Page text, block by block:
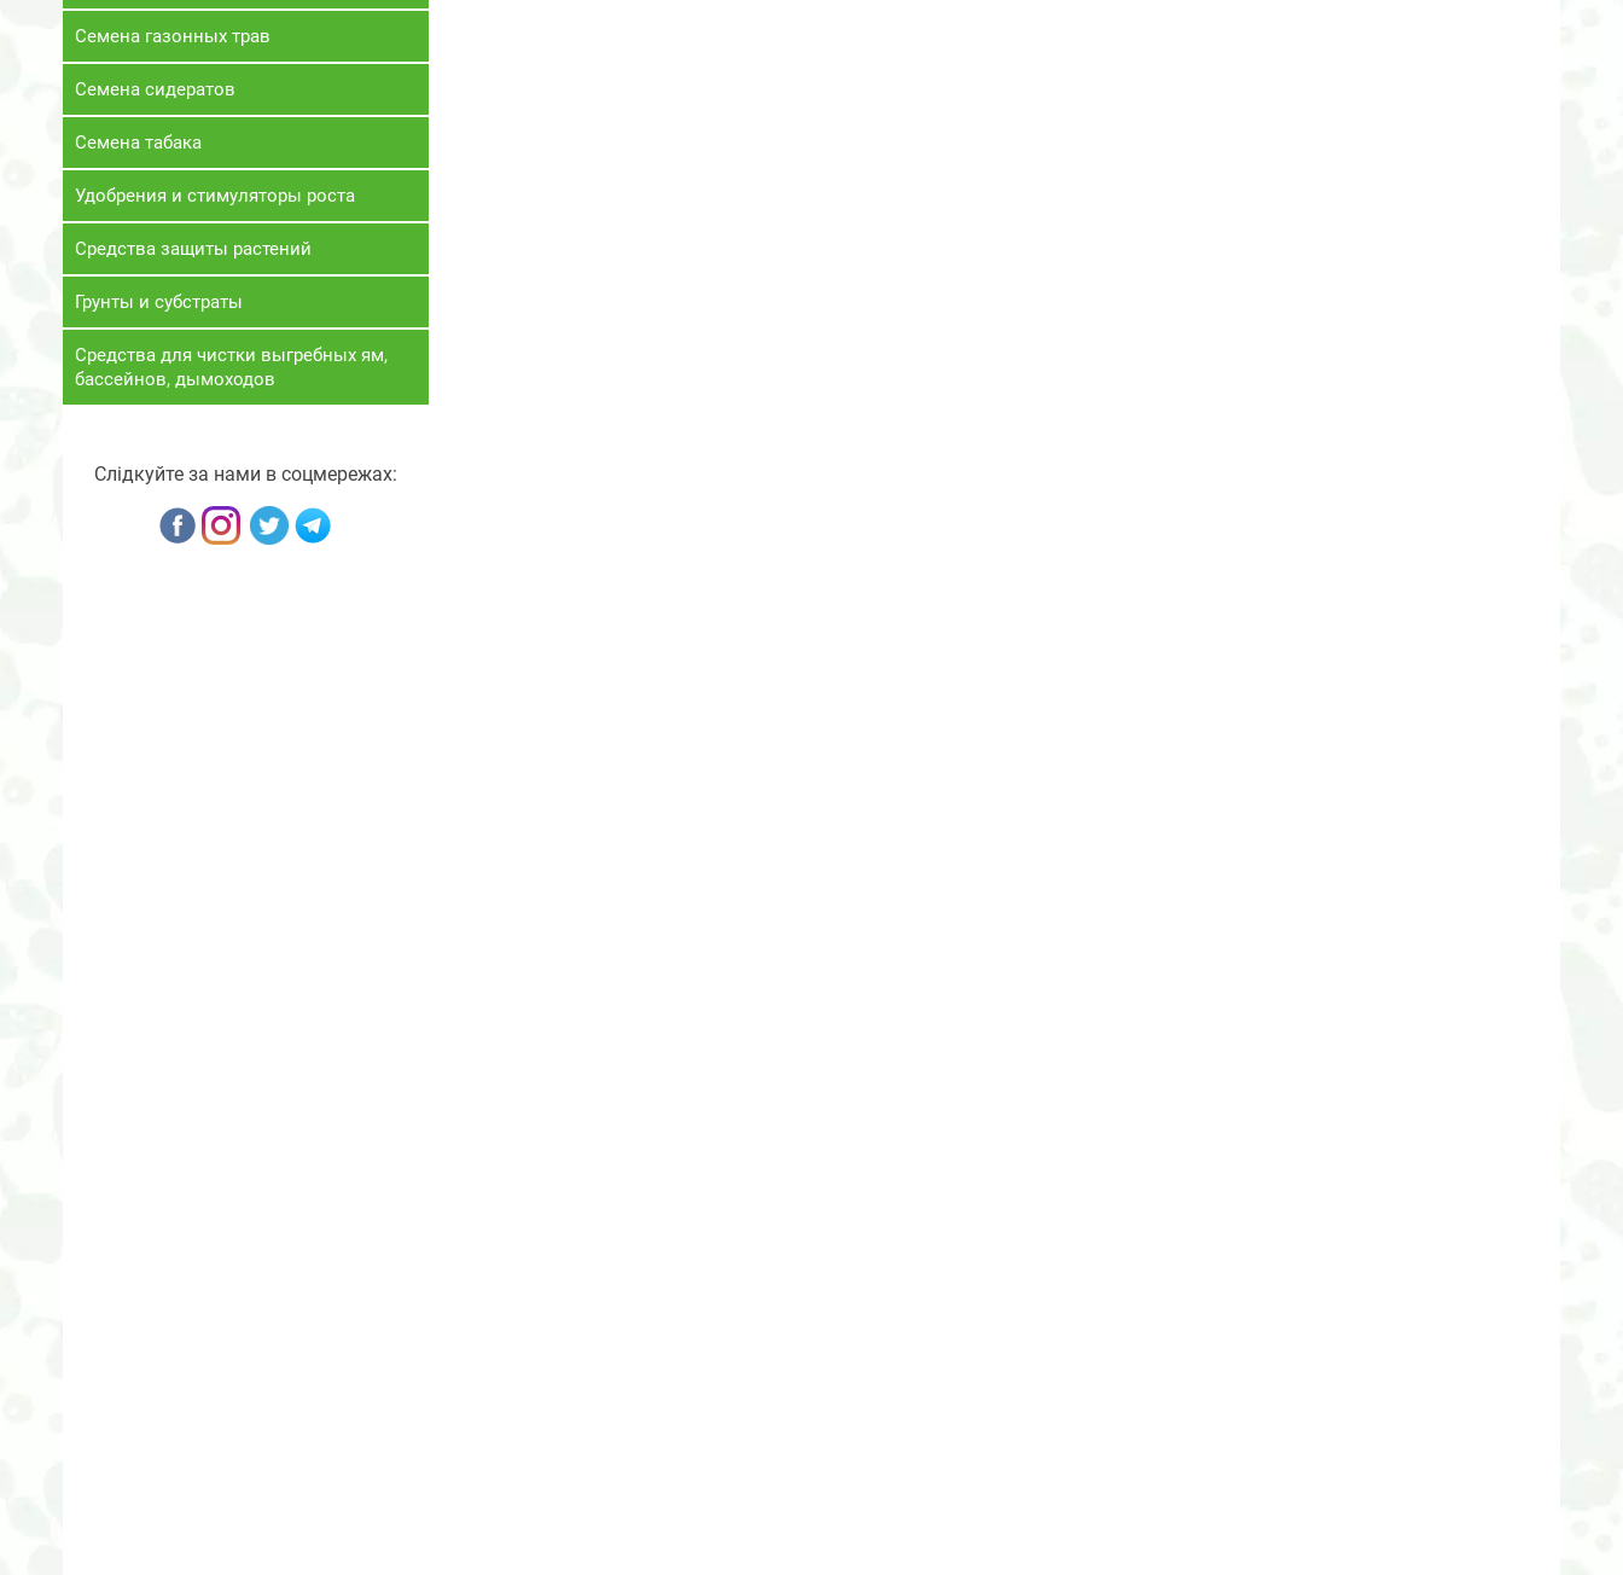
Семена газонных трав
Семена сидератов
Семена табака
Удобрения и стимуляторы роста
Средства защиты растений
Грунты и субстраты
Средства для чистки выгребных ям,
бассейнов, дымоходов
Слідкуйте за нами в соцмережах: